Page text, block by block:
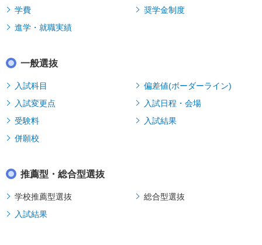
学費
奨学金制度
進学・就職実績
一般選抜
入試科目
偏差値(ボーダーライン)
入試変更点
入試日程・会場
受験料
入試結果
併願校
推薦型・総合型選抜
学校推薦型選抜
総合型選抜
入試結果